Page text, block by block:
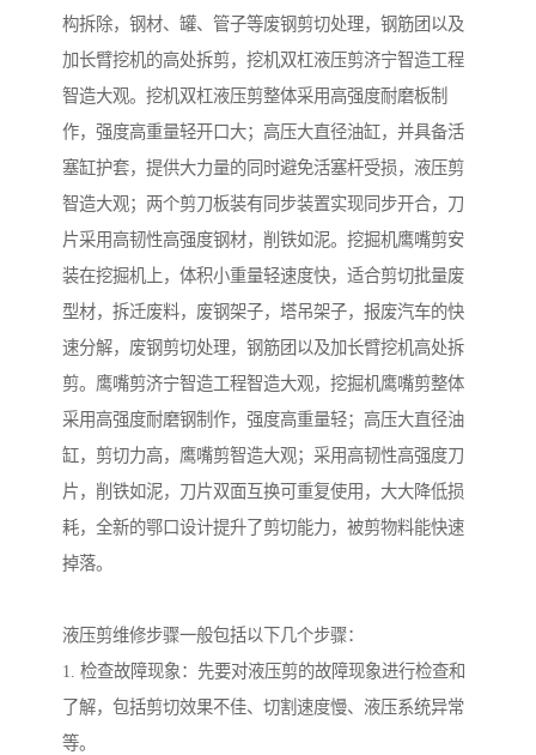
构拆除，钢材、罐、管子等废钢剪切处理，钢筋团以及
加长臂挖机的高处拆剪，挖机双杠液压剪济宁智造工程
智造大观。挖机双杠液压剪整体采用高强度耐磨板制
作，强度高重量轻开口大；高压大直径油缸，并具备活
塞缸护套，提供大力量的同时避免活塞杆受损，液压剪
智造大观；两个剪刀板装有同步装置实现同步开合，刀
片采用高韧性高强度钢材，削铁如泥。挖掘机鹰嘴剪安
装在挖掘机上，体积小重量轻速度快，适合剪切批量废
型材，拆迁废料，废钢架子，塔吊架子，报废汽车的快
速分解，废钢剪切处理，钢筋团以及加长臂挖机高处拆
剪。鹰嘴剪济宁智造工程智造大观，挖掘机鹰嘴剪整体
采用高强度耐磨钢制作，强度高重量轻；高压大直径油
缸，剪切力高，鹰嘴剪智造大观；采用高韧性高强度刀
片，削铁如泥，刀片双面互换可重复使用，大大降低损
耗，全新的鄂口设计提升了剪切能力，被剪物料能快速
掉落。
液压剪维修步骤一般包括以下几个步骤：
1. 检查故障现象：先要对液压剪的故障现象进行检查和
了解，包括剪切效果不佳、切割速度慢、液压系统异常
等。